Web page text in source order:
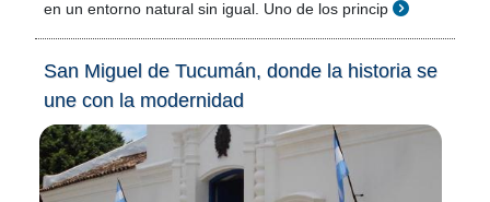
en un entorno natural sin igual. Uno de los princip
San Miguel de Tucumán, donde la historia se
une con la modernidad